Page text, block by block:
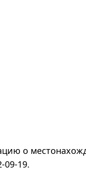
о
09-19.